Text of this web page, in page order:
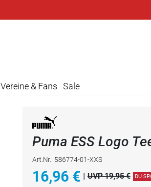
Vereine & Fans Sale
Puma ESS Logo
Art.Nr.: 586774-01-XXS
16,96 € UVP 19,95 € DU